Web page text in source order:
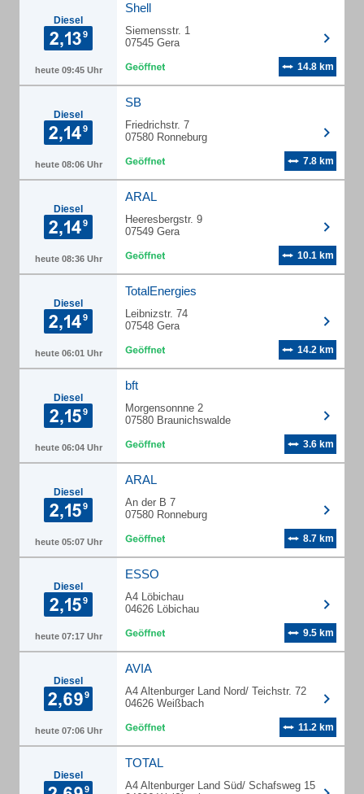
Diesel
heute 09:45 Uhr
Shell
Siemensstr. 1
07545 Gera
14.8 km
Diesel
heute 08:06 Uhr
SB
Friedrichstr. 7
07580 Ronneburg
7.8 km
Diesel
heute 08:36 Uhr
ARAL
Heeresbergstr. 9
07549 Gera
10.1 km
Diesel
heute 06:01 Uhr
TotalEnergies
Leibnizstr. 74
07548 Gera
14.2 km
Diesel
heute 06:04 Uhr
bft
Morgensonnne 2
07580 Braunichswalde
3.6 km
Diesel
heute 05:07 Uhr
ARAL
An der B 7
07580 Ronneburg
8.7 km
Diesel
heute 07:17 Uhr
ESSO
A4 Löbichau
04626 Löbichau
9.5 km
Diesel
heute 07:06 Uhr
AVIA
A4 Altenburger Land Nord/ Teichstr. 72
04626 Weißbach
11.2 km
Diesel
TOTAL
A4 Altenburger Land Süd/ Schafsweg 15